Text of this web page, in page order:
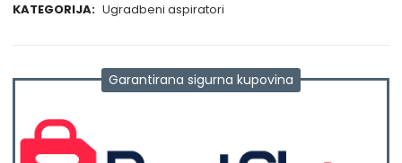
KATEGORIJA: Ugradbeni aspiratori
Garantirana sigurna kupovina